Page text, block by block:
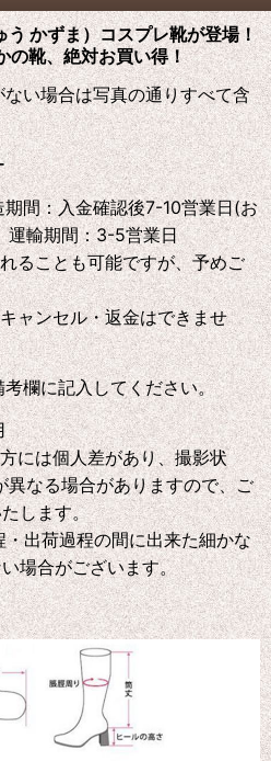
う かずま）コスプレ靴が登場！
の靴、絶対お買い得！
い場合は写真の通りすべて含
間：入金確認後7-10営業日(お
運輸期間：3-5営業日
ことも可能ですが、予めご
ンセル・返金はできませ
欄に記入してください。
は個人差があり、撮影状
異なる場合がありますので、ご
します。
荷過程の間に出来た細かな
場合がございます。